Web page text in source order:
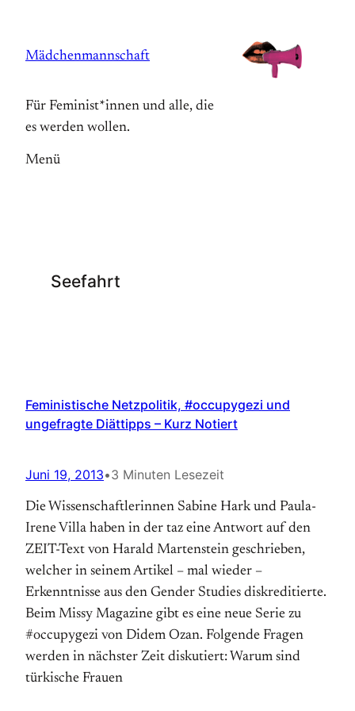
springen
Mädchenmannschaft
Für Feminist*innen und alle, die
es werden wollen.
Menü
Seefahrt
Feministische Netzpolitik, #occupygezi und
ungefragte Diättipps – Kurz Notiert
Juni 19, 2013•3 Minuten Lesezeit
Die Wissenschaftlerinnen Sabine Hark und Paula-
Irene Villa haben in der taz eine Antwort auf den
ZEIT-Text von Harald Martenstein geschrieben,
welcher in seinem Artikel – mal wieder –
Erkenntnisse aus den Gender Studies diskreditierte.
Beim Missy Magazine gibt es eine neue Serie zu
#occupygezi von Didem Ozan. Folgende Fragen
werden in nächster Zeit diskutiert: Warum sind
türkische Frauen